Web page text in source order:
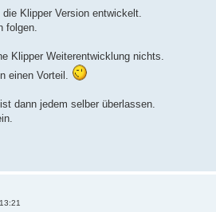
Klipper Version entwickelt.
folgen.
Klipper Weiterentwicklung nichts.
einen Vorteil.
dann jedem selber überlassen.